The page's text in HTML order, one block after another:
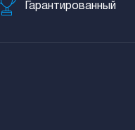
Гарантированный